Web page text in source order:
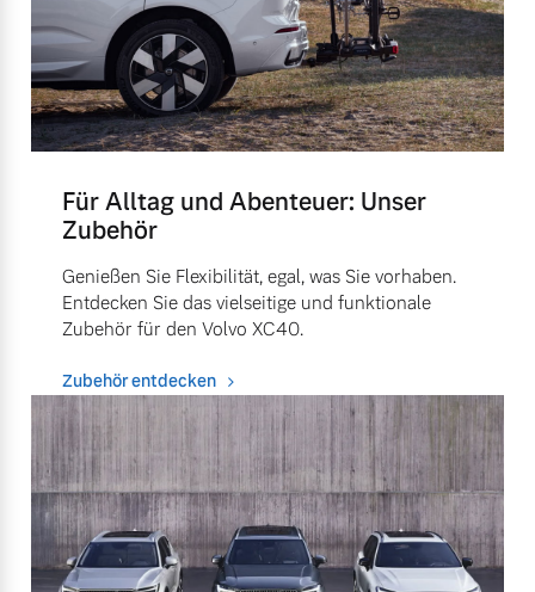
Für Alltag und Abenteuer: Unser
Zubehör
Genießen Sie Flexibilität, egal, was Sie vorhaben.
Entdecken Sie das vielseitige und funktionale
Zubehör für den Volvo XC40.
Zubehör entdecken